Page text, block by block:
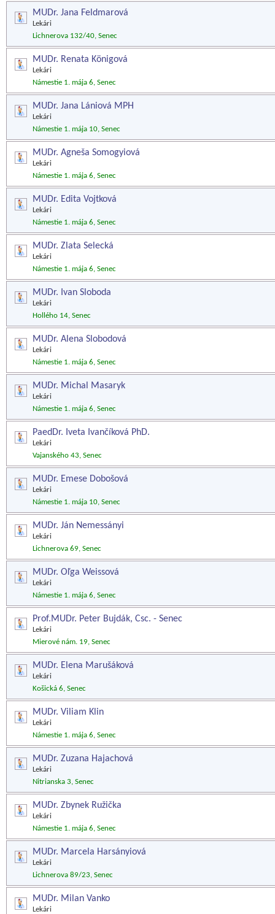
MUDr. Jana Feldmarová
Lekári
Lichnerova 132/40, Senec
MUDr. Renata Königová
Lekári
Námestie 1. mája 6, Senec
MUDr. Jana Lániová MPH
Lekári
Námestie 1. mája 10, Senec
MUDr. Agneša Somogyiová
Lekári
Námestie 1. mája 6, Senec
MUDr. Edita Vojtková
Lekári
Námestie 1. mája 6, Senec
MUDr. Zlata Selecká
Lekári
Námestie 1. mája 6, Senec
MUDr. Ivan Sloboda
Lekári
Hollého 14, Senec
MUDr. Alena Slobodová
Lekári
Námestie 1. mája 6, Senec
MUDr. Michal Masaryk
Lekári
Námestie 1. mája 6, Senec
PaedDr. Iveta Ivančíková PhD.
Lekári
Vajanského 43, Senec
MUDr. Emese Dobošová
Lekári
Námestie 1. mája 10, Senec
MUDr. Ján Nemessányi
Lekári
Lichnerova 69, Senec
MUDr. Oľga Weissová
Lekári
Námestie 1. mája 6, Senec
Prof.MUDr. Peter Bujdák, Csc. - Senec
Lekári
Mierové nám. 19, Senec
MUDr. Elena Marušáková
Lekári
Košická 6, Senec
MUDr. Viliam Klin
Lekári
Námestie 1. mája 6, Senec
MUDr. Zuzana Hajachová
Lekári
Nitrianska 3, Senec
MUDr. Zbynek Ružička
Lekári
Námestie 1. mája 6, Senec
MUDr. Marcela Harsányiová
Lekári
Lichnerova 89/23, Senec
MUDr. Milan Vanko
Lekári